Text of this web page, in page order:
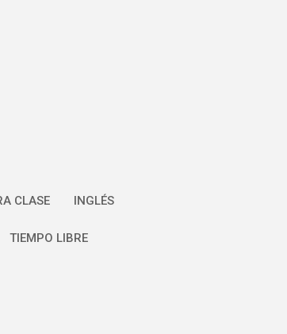
CLASE INGLÉS
TIEMPO LIBRE